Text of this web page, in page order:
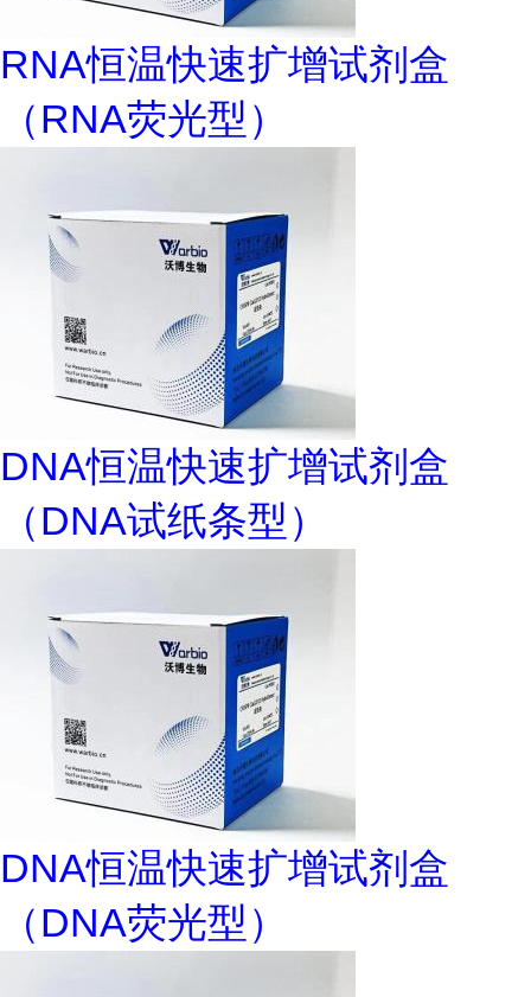
RNA恒温快速扩增试剂盒
（RNA荧光型）
DNA恒温快速扩增试剂盒
（DNA试纸条型）
DNA恒温快速扩增试剂盒
（DNA荧光型）